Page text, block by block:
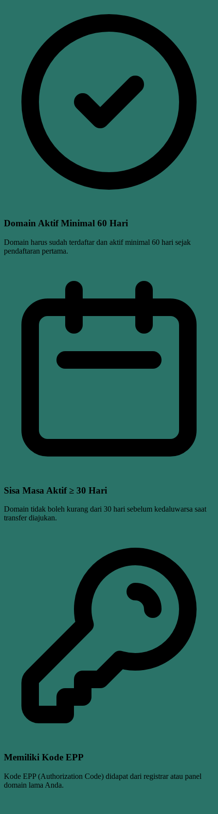
Domain Aktif Minimal 60 Hari
Domain harus sudah terdaftar dan aktif minimal 60 hari sejak
pendaftaran pertama.
Sisa Masa Aktif ≥ 30 Hari
Domain tidak boleh kurang dari 30 hari sebelum kedaluwarsa saat
transfer diajukan.
Memiliki Kode EPP
Kode EPP (Authorization Code) didapat dari registrar atau panel
domain lama Anda.